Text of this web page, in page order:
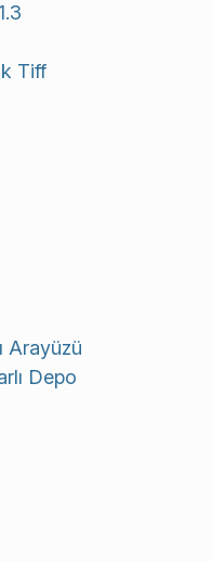
Tiff
Arayüzü
Depo